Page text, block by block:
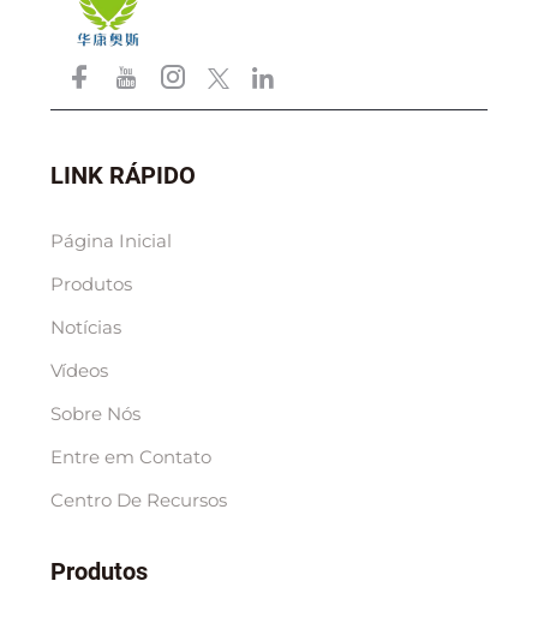
LINK RÁPIDO
Página Inicial
Produtos
Notícias
Vídeos
Sobre Nós
Entre em Contato
Centro De Recursos
Produtos